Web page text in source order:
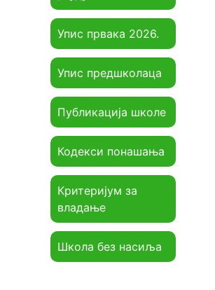
Упис првака 2026.
Упис предшколаца
Публикација школе
Кодекси понашања
Критеријум за
владање
Школа без насиља